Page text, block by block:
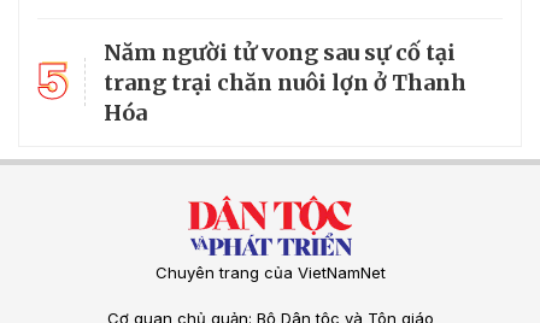
5
Năm người tử vong sau sự cố tại
trang trại chăn nuôi lợn ở Thanh
Hóa
Chuyên trang của VietNamNet
Cơ quan chủ quản: Bộ Dân tộc và Tôn giáo